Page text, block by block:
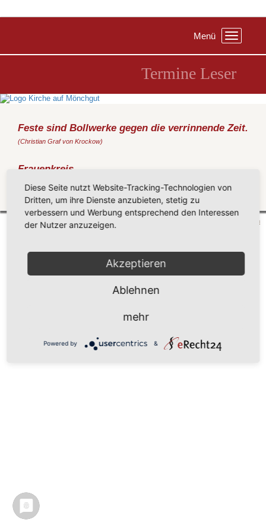
Toggle
Menü
Termine Leser
Feste sind Bollwerke gegen die verrinnende Zeit.
(Christian Graf von Krockow)
Frauenkreis
Zurück
Mönchgut 2026 | | vicon
Diese Seite nutzt Website-Tracking-Technologien von
Dritten, um ihre Dienste anzubieten, stetig zu
verbessern und Werbung entsprechend den Interessen
der Nutzer anzuzeigen.
Akzeptieren
Ablehnen
mehr
Powered by &